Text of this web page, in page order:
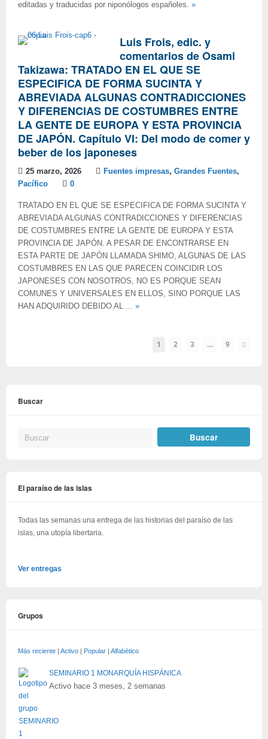
editadas y traducidas por niponólogos españoles. »
Luis Frois, edic. y
comentarios de Osami
Takizawa: TRATADO EN EL QUE SE
ESPECIFICA DE FORMA SUCINTA Y
ABREVIADA ALGUNAS CONTRADICCIONES
Y DIFERENCIAS DE COSTUMBRES ENTRE
LA GENTE DE EUROPA Y ESTA PROVINCIA
DE JAPÓN. Capítulo VI: Del modo de comer y
beber de los japoneses
25 marzo, 2026 Fuentes impresas, Grandes Fuentes,
Pacífico
0
TRATADO EN EL QUE SE ESPECIFICA DE FORMA SUCINTA Y
ABREVIADA ALGUNAS CONTRADICCIONES Y DIFERENCIAS
DE COSTUMBRES ENTRE LA GENTE DE EUROPA Y ESTA
PROVINCIA DE JAPÓN. A PESAR DE ENCONTRARSE EN
ESTA PARTE DE JAPÓN LLAMADA SHIMO, ALGUNAS DE LAS
COSTUMBRES EN LAS QUE PARECEN COINCIDIR LOS
JAPONESES CON NOSOTROS, NO ES PORQUE SEAN
COMUNES Y UNIVERSALES EN ELLOS, SINO PORQUE LAS
HAN ADQUIRIDO DEBIDO AL ... »
1 2 3 … 9
Buscar
El paraíso de las islas
Todas las semanas una entrega de las historias del paraíso de las
islas, una utopía libertaria.
Ver entregas
Grupos
Más reciente Activo Popular Alfabético
SEMINARIO 1 MONARQUÍA HISPÁNICA
Activo hace 3 meses, 2 semanas